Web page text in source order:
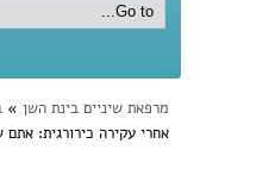
מרפאת שיניים בינת השן »
אחרי עקירה כירורגית: אתם